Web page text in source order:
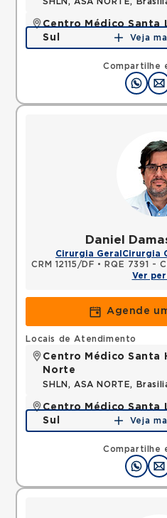
Compartilhe
Centro Médico Santa
Sul
SHLS, ASA SUL, Brasilia,
Veja
Daniel
Cirurgia Geral Cirurgia
CRM 12115/DF • RQE 7391 -
Ver
Agende
Compartilhe
Locais de Atendimento
Centro Médico Santa
Norte
SHLN, ASA NORTE,
Centro Médico Santa
Sul
SHLS, ASA SUL, Brasilia,
Veja